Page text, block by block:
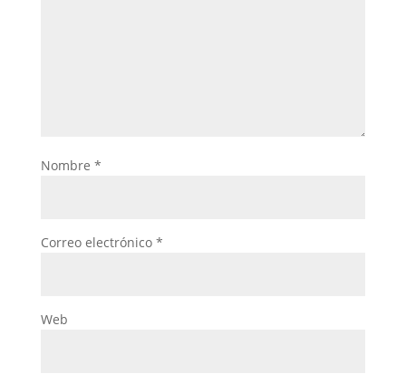
Nombre *
Correo electrónico *
Web